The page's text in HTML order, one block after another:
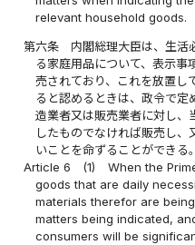
relevant household goods.
第六条
内閣総理大臣は、生活
る家庭用品について、表示事
売されており、これを放置し
ると認めるときは、政令で定
造業者又は販売業者に対し、
したものでなければ販売し
いことを命ずることができる。
Article 6
(1)
When the
goods that are daily
materials therefor are
matters being indicated,
consumers will be